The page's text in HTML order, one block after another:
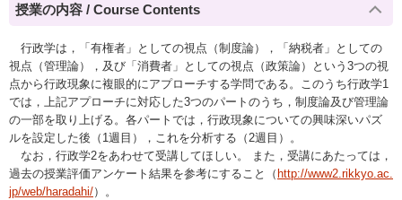
授業の内容 / Course Contents
行政学は，「有権者」としての視点（制度論），「納税者」としての
視点（管理論），及び「消費者」としての視点（政策論）という3つの視
点から行政現象に複眼的にアプローチする学問である。このうち行政学1
では，上記アプローチに対応した3つのパートのうち，制度論及び管理論
の一部を取り上げる。各パートでは，行政現象についての興味深いパズ
ルを設定した後（1週目），これを分析する（2週目）。
なお，行政学2をあわせて受講してほしい。 また，受講にあたっては，
過去の授業評価アンケート結果を参考にすること（ http://www2.rikkyo.ac.
jp/web/haradahi/）。